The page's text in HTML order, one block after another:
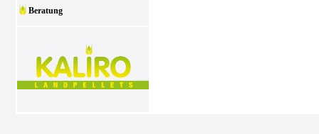
Beratung